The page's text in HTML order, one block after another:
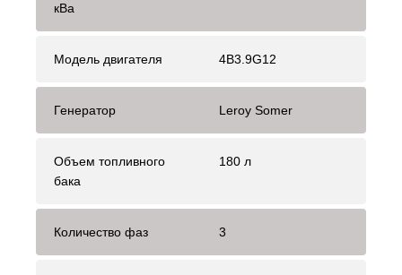
кВа
Модель двигателя 4B3.9G12
Генератор Leroy Somer
Объем топливного
бака
180 л
Количество фаз 3